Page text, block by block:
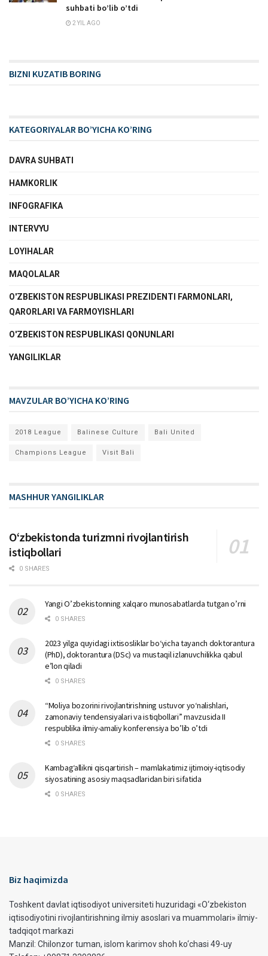
suhbati bo’lib o’tdi
2 YIL AGO
BIZNI KUZATIB BORING
KATEGORIYALAR BO’YICHA KO’RING
DAVRA SUHBATI
HAMKORLIK
INFOGRAFIKA
INTERVYU
LOYIHALAR
MAQOLALAR
O'ZBEKISTON RESPUBLIKASI PREZIDENTI FARMONLARI,
QARORLARI VA FARMOYISHLARI
O'ZBEKISTON RESPUBLIKASI QONUNLARI
YANGILIKLAR
MAVZULAR BO’YICHA KO’RING
2018 League Balinese Culture Bali United
Champions League Visit Bali
MASHHUR YANGILIKLAR
Oʻzbekistonda turizmni rivojlantirish
istiqbollari
0 SHARES
Yangi O’zbekistonning xalqaro munosabatlarda tutgan o’rni
0 SHARES
2023 yilga quyidagi ixtisosliklar bо‘yicha tayanch doktorantura
(PhD), doktorantura (DSc) va mustaqil izlanuvchilikka qabul
e’lon qiladi
0 SHARES
“Moliya bozorini rivojlantirishning ustuvor yo‘nalishlari,
zamonaviy tendensiyalari va istiqbollari” mavzusida II
respublika ilmiy-amaliy konferensiya bo’lib o’tdi
0 SHARES
Kambag‘allikni qisqartirish – mamlakatimiz ijtimoiy-iqtisodiy
siyosatining asosiy maqsadlaridan biri sifatida
0 SHARES
Biz haqimizda
Toshkent davlat iqtisodiyot universiteti huzuridagi «O‘zbekiston
iqtisodiyotini rivojlantirishning ilmiy asoslari va muammolari» ilmiy-
tadqiqot markazi
Manzil: Chilonzor tuman, islom karimov shoh ko‘chasi 49-uy